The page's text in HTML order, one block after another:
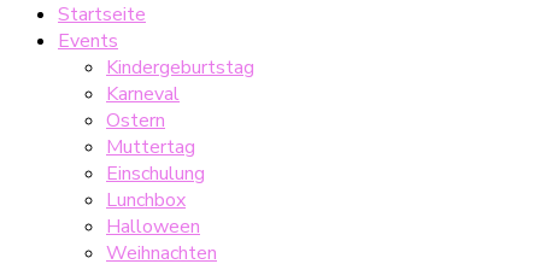
Startseite
Events
Kindergeburtstag
Karneval
Ostern
Muttertag
Einschulung
Lunchbox
Halloween
Weihnachten